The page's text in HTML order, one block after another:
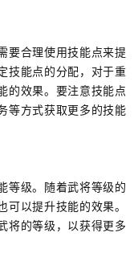
要合理使用技能点来提
技能点的分配，对于重
的效果。要注意技能点
等方式获取更多的技能
等级。随着武将等级的
以提升技能的效果。
将的等级，以获得更多